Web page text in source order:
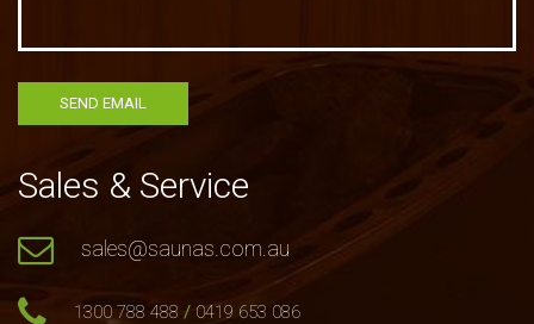
Sales & Service
sales@saunas.com.au
1300 788 488 / 0419 653 086